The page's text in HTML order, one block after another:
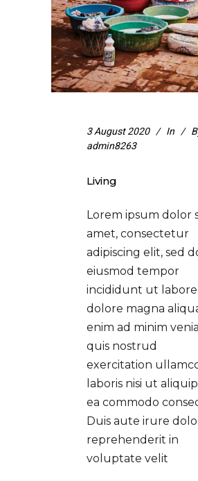
3 August 2020 In
admin8263
Living
Lorem ipsum dolor
amet, consectetur
adipiscing elit, sed
eiusmod tempor
incididunt ut
dolore magna
enim ad minim
quis nostrud
exercitation
laboris nisi ut
ea commodo
Duis aute irure
reprehenderit in
voluptate velit